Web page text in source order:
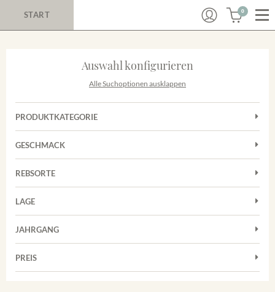
START 0
Auswahl konfigurieren
Alle Suchoptionen ausklappen
PRODUKTKATEGORIE
Cuvées
Rosé
Sekt
GESCHMACK
Trocken
REBSORTE
Auxerrois
Cuvée
Grauburgunder
LAGE
Achkarrer Schlossberg
Merdinger Bühl
JAHRGANG
PREIS